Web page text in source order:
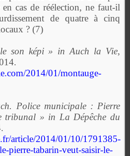
cas de réélection, ne faut-il
de quatre à cinq
? (7)
son képi » in Auch la Vie,
2014/01/montauge-
Police municipale : Pierre
tribunal » in La Dépêche du
article/2014/01/10/1791385-
pierre-tabarin-veut-saisir-le-